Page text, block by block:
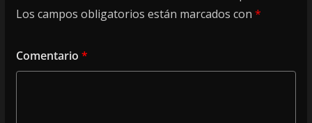
Los campos obligatorios están marcados con *
Comentario *